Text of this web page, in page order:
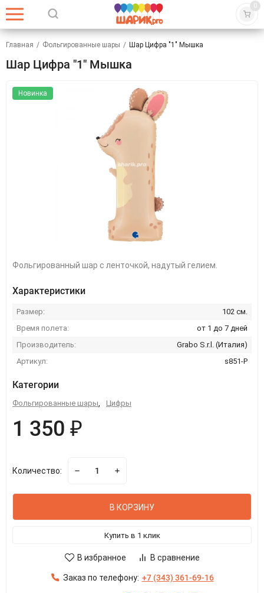
0
Главная / Фольгированные шары / Шар Цифра "1" Мышка
Шар Цифра "1" Мышка
Новинка
Фольгированный шар с ленточкой, надутый гелием.
Характеристики
Размер:
102 см.
Время полета:
от 1 до 7 дней
Производитель:
Grabo S.r.l. (Италия)
Артикул:
s851-P
Категории
Фольгированные шары, Цифры
1 350 ₽
Количество:
В КОРЗИНУ
Купить в 1 клик
В избранное В сравнение
Заказ по телефону: +7 (343) 361-69-16